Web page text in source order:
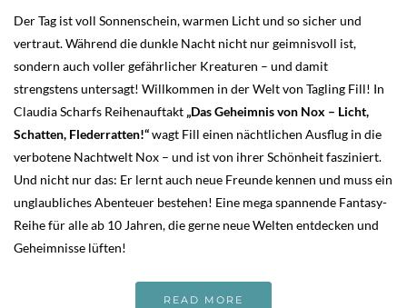
Der Tag ist voll Sonnenschein, warmen Licht und so sicher und
vertraut. Während die dunkle Nacht nicht nur geimnisvoll ist,
sondern auch voller gefährlicher Kreaturen – und damit
strengstens untersagt! Willkommen in der Welt von Tagling Fill! In
Claudia Scharfs Reihenauftakt „Das Geheimnis von Nox – Licht,
Schatten, Flederratten!“wagt Fill einen nächtlichen Ausflug in die
verbotene Nachtwelt Nox – und ist von ihrer Schönheit fasziniert.
Und nicht nur das: Er lernt auch neue Freunde kennen und muss ein
unglaubliches Abenteuer bestehen! Eine mega spannende Fantasy-
Reihe für alle ab 10 Jahren, die gerne neue Welten entdecken und
Geheimnisse lüften!
READ MORE